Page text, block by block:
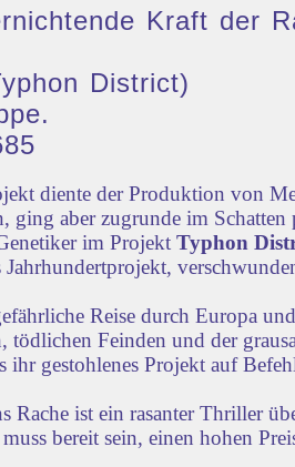
Kraft der
District)
diente der Produktion von
ging aber zugrunde im
im ProjektTyphon
Reise durch Europa
Feinden und der
gestohlenes Projekt auf
ist ein rasanter Thriller
bereit sein, einen hohen